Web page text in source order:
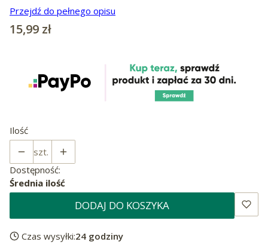
Przejdź do pełnego opisu
Cena
15,99 zł
Ilość
szt.
Dostępność:
Średnia ilość
DODAJ DO KOSZYKA
Czas wysyłki:24 godziny